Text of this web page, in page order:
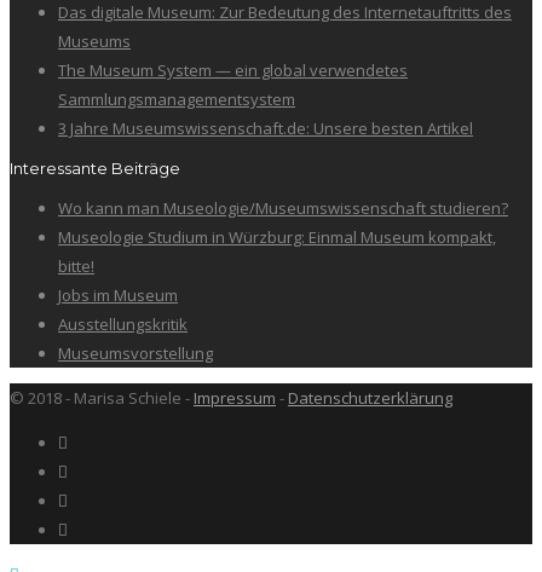
Das digitale Museum: Zur Bedeutung des Internetauftritts des
Museums
The Museum System — ein global verwendetes
Sammlungsmanagementsystem
3 Jahre Museumswissenschaft.de: Unsere besten Artikel
Interessante Beiträge
Wo kann man Museologie/Museumswissenschaft studieren?
Museologie Studium in Würzburg: Einmal Museum kompakt,
bitte!
Jobs im Museum
Ausstellungskritik
Museumsvorstellung
© 2018 - Marisa Schiele - Impressum - Datenschutzerklärung